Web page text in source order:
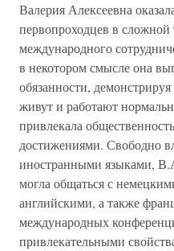
Валерия Алексеевна
первопроходцев в сложной
международного
в некотором смысле она
обязанности,
живут и работают
привлекала
достижениями. Свободно
иностранными языками,
могла общаться с
английскими, а также
международных
привлекательными